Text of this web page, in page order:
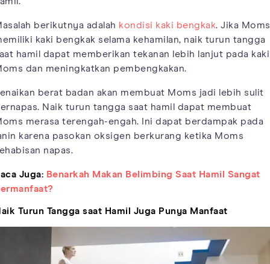
berikutnya adalah kondisi kaki bengkak. Jika Moms
kaki bengkak selama kehamilan, naik turun tangga
hamil dapat memberikan tekanan lebih lanjut pada kaki
dan meningkatkan pembengkakan.
berat badan akan membuat Moms jadi lebih sulit
Naik turun tangga saat hamil dapat membuat
merasa terengah-engah. Ini dapat berdampak pada
karena pasokan oksigen berkurang ketika Moms
napas.
Juga: Benarkah Makan Belimbing Saat Hamil Sangat
Turun Tangga saat Hamil Juga Punya Manfaat